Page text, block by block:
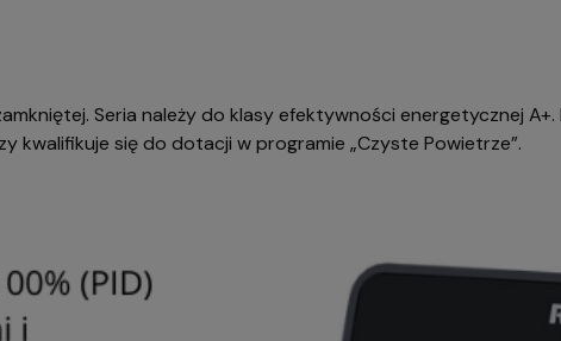
Seria należy do klasy efektywności energetycznej A+.
kwalifikuje się do dotacji w programie „Czyste Powietrze”.